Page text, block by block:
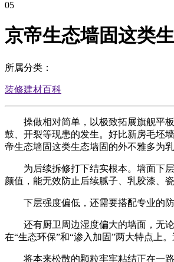
05
京帝生态墙固这类
所属分类：
装修建材百科
操做相对简单，以极致拓展旗舰平板
鼓、开裂等现患的发生。好比新房毛坯
帝生态墙固这类生态墙固的外不雅多为乳
为后续拆修打下结实根本。墙面下层
颜值，能无效防止后续腻子、乳胶漆、
下层强度偏低，还需要搭配专业的防
还有厨卫周边湿度偏大的墙面，无论
在“生态环保”和“渗入加固”两大特点上
将本来松散的颗粒牢牢粘结正在一路